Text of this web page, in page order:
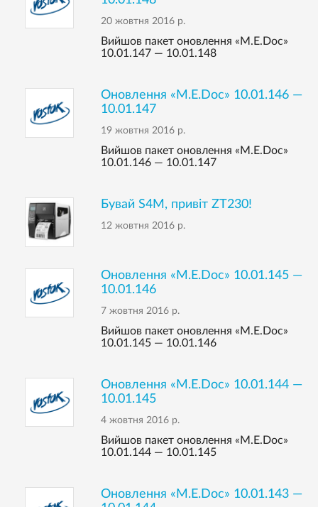
20 жовтня 2016 р.
Вийшов пакет оновлення «M.E.Doc»
10.01.147 — 10.01.148
Оновлення «M.E.Doc» 10.01.146 —
10.01.147
19 жовтня 2016 р.
Вийшов пакет оновлення «M.E.Doc»
10.01.146 — 10.01.147
Бувай S4M, привіт ZT230!
12 жовтня 2016 р.
Оновлення «M.E.Doc» 10.01.145 —
10.01.146
7 жовтня 2016 р.
Вийшов пакет оновлення «M.E.Doc»
10.01.145 — 10.01.146
Оновлення «M.E.Doc» 10.01.144 —
10.01.145
4 жовтня 2016 р.
Вийшов пакет оновлення «M.E.Doc»
10.01.144 — 10.01.145
Оновлення «M.E.Doc» 10.01.143 —